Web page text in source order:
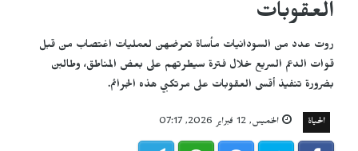
العقوبات
روت عدد من السودانيات مأساة تعرضهن لعمليات اغتصاب من قبل
قوات الدعم السريع خلال فترة سيطرتهم على بعض المناطق، وطالبن
بضرورة تنفيذ أقسى العقوبات على مرتكبي هذه الجرائم.
الحياة الخميس, 12 فبراير 2026, 07:17